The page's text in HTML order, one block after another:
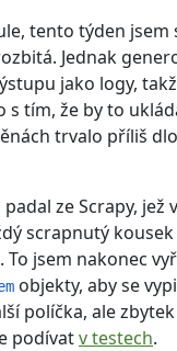
tento týden
Jednak
jako logy,
s tím, že by to
trvalo příliš
ze Scrapy, jež
scrapnutý
jsem nakonec
objekty, aby se
políčka, ale zbytek
podívatv testech.